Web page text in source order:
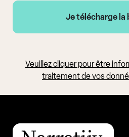
Veuillez cliquer pour être
traitement de vos